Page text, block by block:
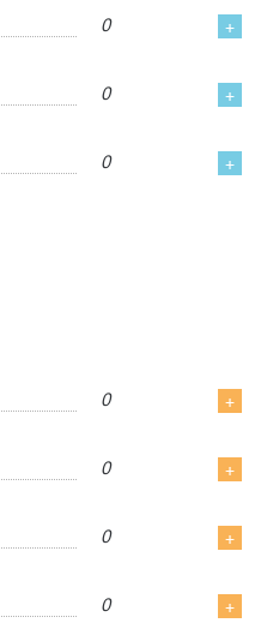
0 +
0 +
0 +
0 +
0 +
0 +
0 +